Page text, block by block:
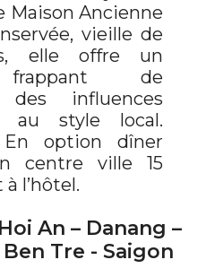
Maison Ancienne
vieille de
elle offre un
frappant de
des influences
au style local.
option dîner
centre ville 15
l’hôtel.
An – Danang –
Tre - Saigon